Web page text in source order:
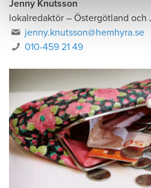
Jenny Knutsson
lokalredaktör – Östergötland och
jenny.knutsson@hemhyra.se
010-459 21 49